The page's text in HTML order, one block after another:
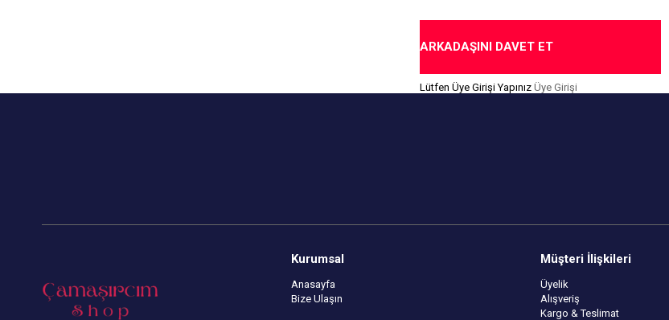
ARKADAŞINI DAVET ET
Lütfen Üye Girişi Yapınız Üye Girişi
Kurumsal
Anasayfa
Bize Ulaşın
Müşteri İlişkileri
Üyelik
Alışveriş
Kargo & Teslimat